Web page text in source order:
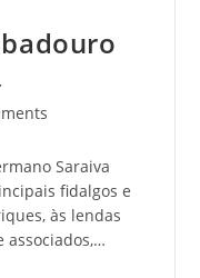
Saraiva
fidalgos e
às lendas
associados,…